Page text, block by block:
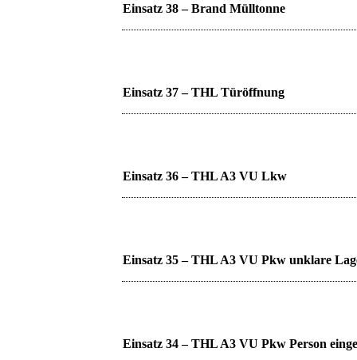
Einsatz 38 – Brand Mülltonne
Einsatz 37 – THL Türöffnung
Einsatz 36 – THL A3 VU Lkw
Einsatz 35 – THL A3 VU Pkw unklare
Einsatz 34 – THL A3 VU Pkw Person